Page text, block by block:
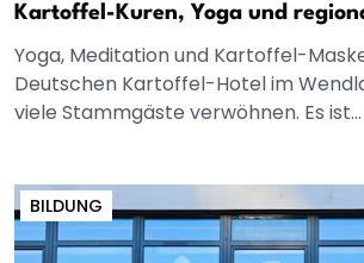
Kartoffel-Kuren, Yoga und
Yoga, Meditation und Kartoffel-
Deutschen Kartoffel-Hotel im
viele Stammgäste verwöhnen. Es ist...
BILDUNG